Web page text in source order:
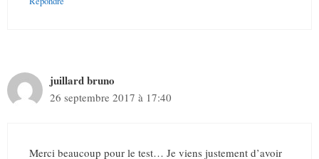
juillard bruno
26 septembre 2017 à 17:40
Merci beaucoup pour le test… Je viens justement d’avoir